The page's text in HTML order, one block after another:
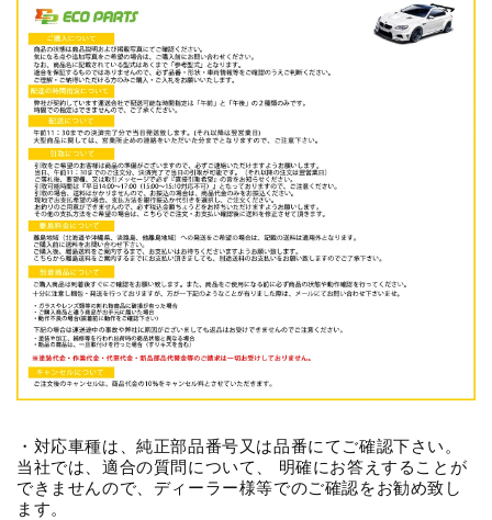
・対応車種は、純正部品番号又は品番にてご確認下さい。
当社では、適合の質問について、 明確にお答えすることが
できませんので、ディーラー様等でのご確認をお勧め致し
ます。